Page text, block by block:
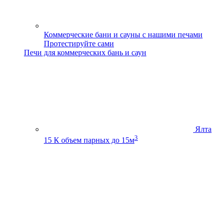
Коммерческие бани и сауны с нашими печами
Протестируйте сами
Печи для коммерческих бань и саун
Ялта
15 К объем парных до 15м3